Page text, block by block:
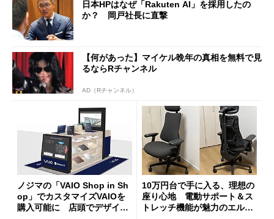
日本HPはなぜ「Rakuten AI」を採用したの
か？ 岡戸社長に直撃
【何があった】マイケル晩年の真相を無料で見
るならRチャンネル
AD（Rチャンネル）
ノジマの「VAIO Shop in Sh
op」でカスタマイズVAIOを
購入可能に 店頭でデザイン
10万円台で手に入る、理想の
座り心地 電動サポート＆ス
トレッチ機能が魅力のエルゴ